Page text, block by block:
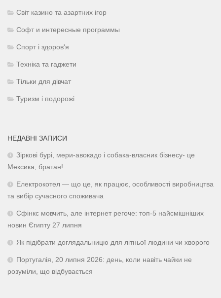
Світ казино та азартних ігор
Софт и интересные программы
Спорт і здоров'я
Техніка та гаджети
Тільки для дівчат
Туризм і подорожі
НЕДАВНІ ЗАПИСИ
Зіркові бурі, мери-авокадо і собака-власник бізнесу- це
Мексика, братан!
Електрокотел — що це, як працює, особливості виробництва
та вибір сучасного споживача
Сфінкс мовчить, але інтернет регоче: топ-5 найсмішніших
новин Єгипту 27 липня
Як підібрати доглядальницю для літньої людини чи хворого
Португалія, 20 липня 2026: день, коли навіть чайки не
розуміли, що відбувається